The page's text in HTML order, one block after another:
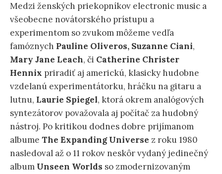
Medzi ženských priekopníkov electronic music a
všeobecne novátorského prístupu a
experimentom so zvukom môžeme vedľa
famóznych Pauline Oliveros, Suzanne Ciani,
Mary Jane Leach, či Catherine Christer
Hennix priradiť aj americkú, klasicky hudobne
vzdelanú experimentátorku, hráčku na gitaru a
lutnu, Laurie Spiegel, ktorá okrem analógových
syntezátorov považovala aj počítač za hudobný
nástroj. Po kritikou dodnes dobre prijímanom
albume The Expanding Universe z roku 1980
nasledoval až o 11 rokov neskôr vydaný jedinečný
album Unseen Worlds so zmodernizovaným